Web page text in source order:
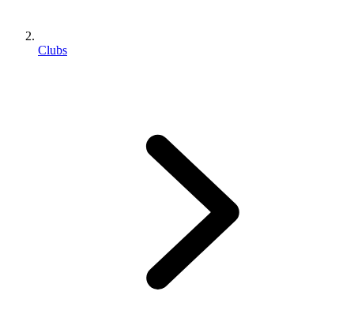
Clubs